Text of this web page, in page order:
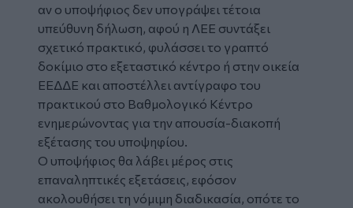
αν ο υποψήφιος δεν υπογράψει τέτοια
υπεύθυνη δήλωση, αφού η ΛΕΕ συντάξει
σχετικό πρακτικό, φυλάσσει το γραπτό
δοκίμιο στο εξεταστικό κέντρο ή στην οικεία
ΕΕΔΔΕ και αποστέλλει αντίγραφο του
πρακτικού στο Βαθμολογικό Κέντρο
ενημερώνοντας για την απουσία-διακοπή
εξέτασης του υποψηφίου.
Ο υποψήφιος θα λάβει μέρος στις
επαναληπτικές εξετάσεις, εφόσον
ακολουθήσει τη νόμιμη διαδικασία, οπότε το